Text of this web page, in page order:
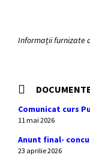
Informații furnizate
Comunicat curs
11 mai 2026
Anunt final-
23 aprilie 2026